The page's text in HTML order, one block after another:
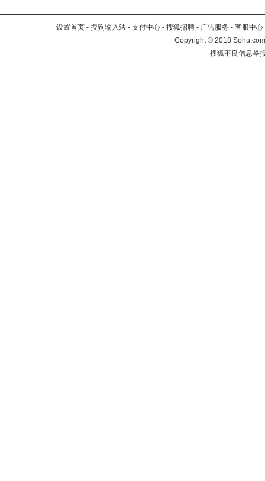
设置首页 - 搜狗输入法 - 支付中心 - 搜狐招聘 - 广告服务 - 客服中心
Copyright©2018
搜狐不良信息举